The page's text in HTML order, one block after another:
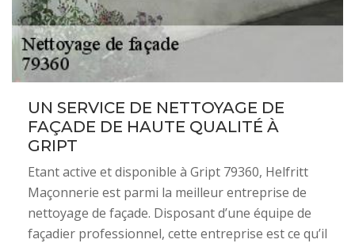
UN SERVICE DE NETTOYAGE DE
FAÇADE DE HAUTE QUALITÉ À
GRIPT
Etant active et disponible à Gript 79360, Helfritt
Maçonnerie est parmi la meilleur entreprise de
nettoyage de façade. Disposant d’une équipe de
façadier professionnel, cette entreprise est ce qu’il